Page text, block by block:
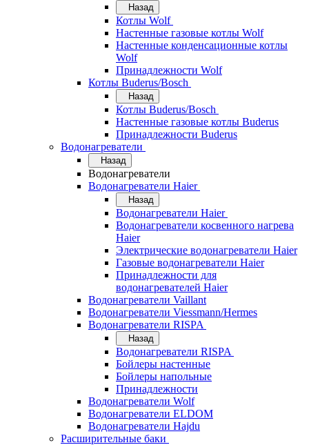
Назад
Котлы Wolf
Настенные газовые котлы Wolf
Настенные конденсационные котлы
Wolf
Принадлежности Wolf
Котлы Buderus/Bosch
Назад
Котлы Buderus/Bosch
Настенные газовые котлы Buderus
Принадлежности Buderus
Водонагреватели
Назад
Водонагреватели
Водонагреватели Haier
Назад
Водонагреватели Haier
Водонагреватели косвенного нагрева
Haier
Электрические водонагреватели Haier
Газовые водонагреватели Haier
Принадлежности для
водонагревателей Haier
Водонагреватели Vaillant
Водонагреватели Viessmann/Hermes
Водонагреватели RISPA
Назад
Водонагреватели RISPA
Бойлеры настенные
Бойлеры напольные
Принадлежности
Водонагреватели Wolf
Водонагреватели ELDOM
Водонагреватели Hajdu
Расширительные баки